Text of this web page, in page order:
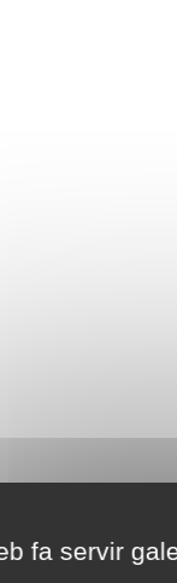
fa servir